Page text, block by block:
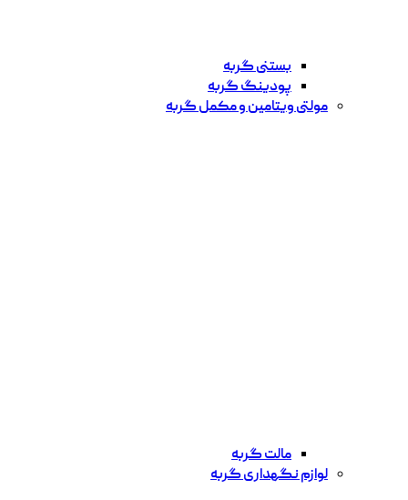
بستنی گربه
پودینگ گربه
مولتی ویتامین و مکمل گربه
مالت گربه
لوازم نگهداری گربه